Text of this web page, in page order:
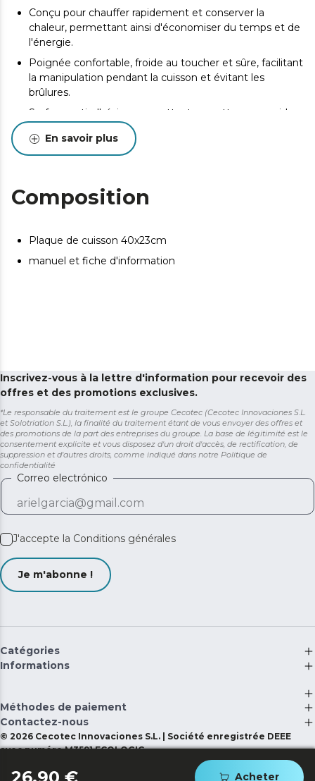
Acheter
Conçu pour chauffer rapidement et conserver la
chaleur, permettant ainsi d'économiser du temps et de
l'énergie.
Poignée confortable, froide au toucher et sûre, facilitant
la manipulation pendant la cuisson et évitant les
brûlures.
Surface antiadhésive permettant un nettoyage rapide
En savoir plus
Composition
Plaque de cuisson 40x23cm
manuel et fiche d'information
Inscrivez-vous à la lettre d'information pour recevoir des
offres et des promotions exclusives.
*Le responsable du traitement est le groupe Cecotec (Cecotec Innovaciones S.L.
et Solotriatlon S.L.), la finalité du traitement étant de vous envoyer des offres et
des promotions de la part des entreprises du groupe. La base de légitimité est le
consentement explicite et vous disposez d'un droit d'accès, de rectification, de
suppression et d'autres droits, comme indiqué dans notre Politique de
confidentialité
Correo electrónico
J'accepte la Conditions générales
Je m'abonne !
Catégories
Informations
Méthodes de paiement
Contactez-nous
© 2026 Cecotec Innovaciones S.L. | Société enregistrée DEEE
avec numéro M3591 ECOLOGIC